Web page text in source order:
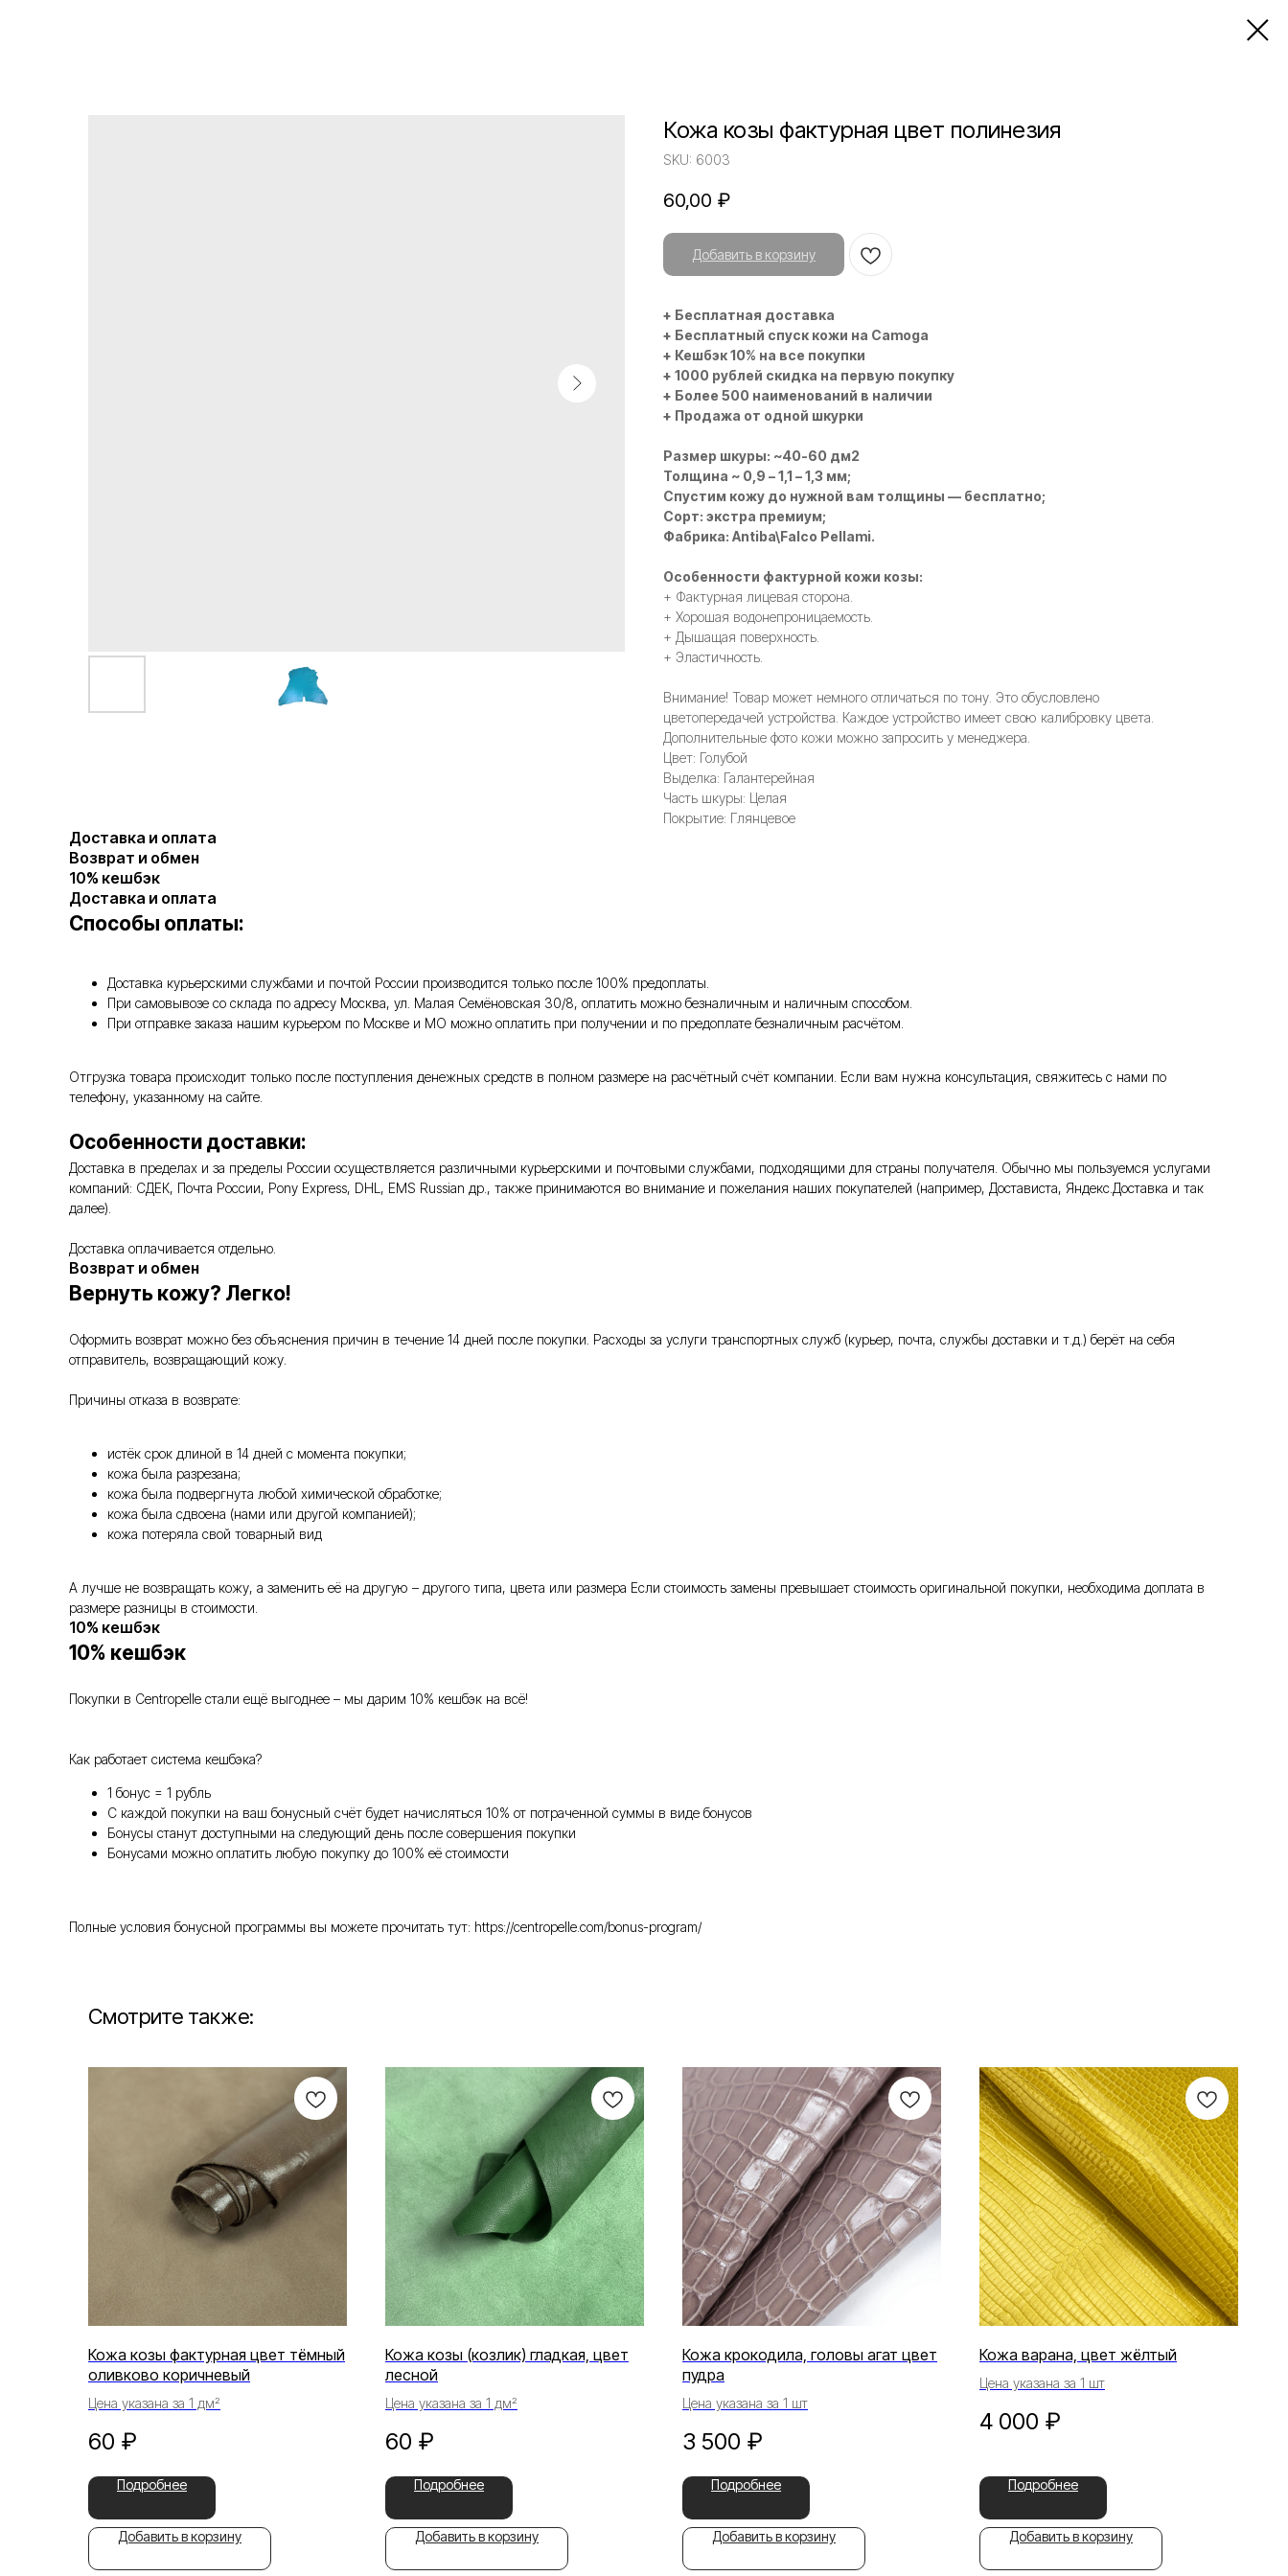
Кожа козы фактурная цвет полинезия
SKU: 6003
60,00 ₽
Добавить в корзину
+ Бесплатная доставка
+ Бесплатный спуск кожи на Camoga
+ Кешбэк 10% на все покупки
+ 1000 рублей скидка на первую покупку
+ Более 500 наименований в наличии
+ Продажа от одной шкурки
Размер шкуры: ~40-60 дм2
Толщина ~ 0,9 – 1,1 – 1,3 мм;
Спустим кожу до нужной вам толщины — бесплатно;
Сорт: экстра премиум;
Фабрика: Antiba\Falco Pellami.
Особенности фактурной кожи козы:
+ Фактурная лицевая сторона.
+ Хорошая водонепроницаемость.
+ Дышащая поверхность.
+ Эластичность.
Внимание! Товар может немного отличаться по тону. Это обусловлено
цветопередачей устройства. Каждое устройство имеет свою калибровку цвета.
Дополнительные фото кожи можно запросить у менеджера.
Цвет: Голубой
Выделка: Галантерейная
Часть шкуры: Целая
Покрытие: Глянцевое
Доставка и оплата
Возврат и обмен
10% кешбэк
Доставка и оплата
Способы оплаты:
Доставка курьерскими службами и почтой России производится только после 100% предоплаты.
При самовывозе со склада по адресу Москва, ул. Малая Семёновская 30/8, оплатить можно безналичным и наличным способом.
При отправке заказа нашим курьером по Москве и МО можно оплатить при получении и по предоплате безналичным расчётом.
Отгрузка товара происходит только после поступления денежных средств в полном размере на расчётный счёт компании. Если вам нужна консультация, свяжитесь с нами по
телефону, указанному на сайте.
Особенности доставки:
Доставка в пределах и за пределы России осуществляется различными курьерскими и почтовыми службами, подходящими для страны получателя. Обычно мы пользуемся услугами
компаний: СДЕК, Почта России, Pony Express, DHL, EMS Russian др., также принимаются во внимание и пожелания наших покупателей (например, Достависта, Яндекс.Доставка и так
далее).
Доставка оплачивается отдельно.
Возврат и обмен
Вернуть кожу? Легко!
Оформить возврат можно без объяснения причин в течение 14 дней после покупки. Расходы за услуги транспортных служб (курьер, почта, службы доставки и т.д.) берёт на себя
отправитель, возвращающий кожу.
Причины отказа в возврате:
истёк срок длиной в 14 дней с момента покупки;
кожа была разрезана;
кожа была подвергнута любой химической обработке;
кожа была сдвоена (нами или другой компанией);
кожа потеряла свой товарный вид
А лучше не возвращать кожу, а заменить её на другую – другого типа, цвета или размера Если стоимость замены превышает стоимость оригинальной покупки, необходима доплата в
размере разницы в стоимости.
10% кешбэк
10% кешбэк
Покупки в Centropelle стали ещё выгоднее – мы дарим 10% кешбэк на всё!
Как работает система кешбэка?
1 бонус = 1 рубль
С каждой покупки на ваш бонусный счёт будет начисляться 10% от потраченной суммы в виде бонусов
Бонусы станут доступными на следующий день после совершения покупки
Бонусами можно оплатить любую покупку до 100% её стоимости
Полные условия бонусной программы вы можете прочитать тут: https://centropelle.com/bonus-program/
Смотрите также:
Кожа козы фактурная цвет тёмный
оливково коричневый
Цена указана за 1 дм²
60 ₽
Подробнее
Добавить в корзину
Кожа козы (козлик) гладкая, цвет
лесной
Цена указана за 1 дм²
60 ₽
Подробнее
Добавить в корзину
Кожа крокодила, головы агат цвет
пудра
Цена указана за 1 шт
3 500 ₽
Подробнее
Добавить в корзину
Кожа варана, цвет жёлтый
Цена указана за 1 шт
4 000 ₽
Подробнее
Добавить в корзину